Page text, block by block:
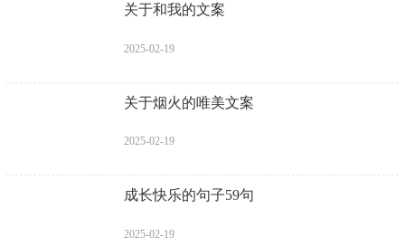
关于和我的文案
2025-02-19
关于烟火的唯美文案
2025-02-19
成长快乐的句子59句
2025-02-19